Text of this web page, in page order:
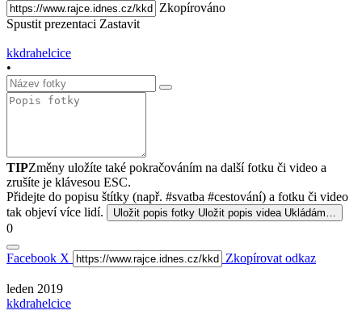
Zkopírováno
Spustit prezentaci Zastavit
kkdrahelcice
•
TIPZměny uložíte také pokračováním na další fotku či video a
zrušíte je klávesou ESC.
Přidejte do popisu štítky (např. #svatba #cestování) a fotku či video
tak objeví více lidí.
Uložit popis fotky Uložit popis videa Ukládám…
0
Facebook X Zkopírovat odkaz
leden 2019
kkdrahelcice